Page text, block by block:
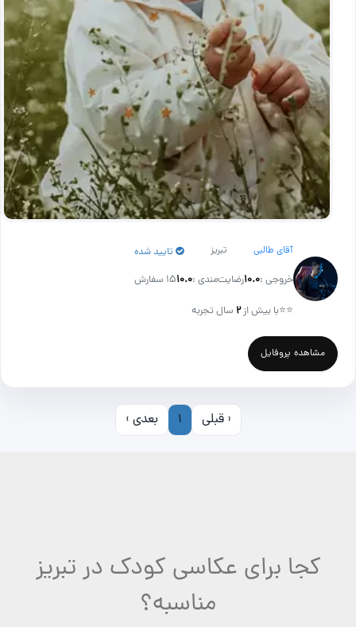
آقای طالبی تبریز تایید شده
خروجی :۱۰.۰رضایت‌مندی :۱۰.۰15 سفارش
⭐⭐با بیش از۲ سال تجربه
مشاهده پروفایل
‹ قبلی 1 بعدی ›
کجا برای عکاسی کودک در تبریز
مناسبه؟